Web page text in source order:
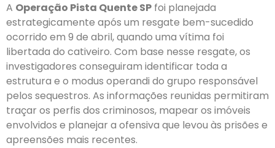
A Operação Pista Quente SP foi planejada
estrategicamente após um resgate bem-sucedido
ocorrido em 9 de abril, quando uma vítima foi
libertada do cativeiro. Com base nesse resgate, os
investigadores conseguiram identificar toda a
estrutura e o modus operandi do grupo responsável
pelos sequestros. As informações reunidas permitiram
traçar os perfis dos criminosos, mapear os imóveis
envolvidos e planejar a ofensiva que levou às prisões e
apreensões mais recentes.